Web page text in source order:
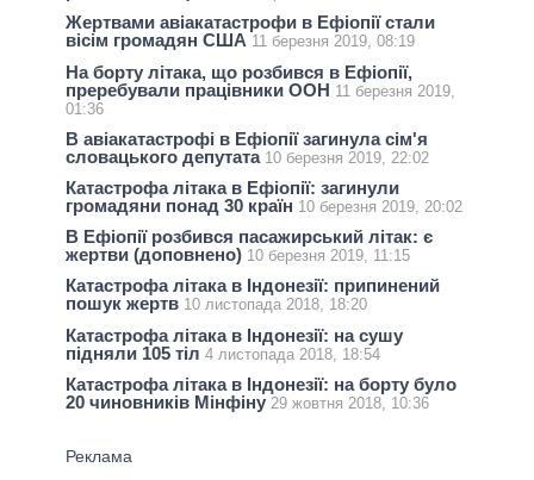
Жертвами авіакатастрофи в Ефіопії стали
вісім громадян США 11 березня 2019, 08:19
На борту літака, що розбився в Ефіопії,
преребували працівники ООН 11 березня 2019,
01:36
В авіакатастрофі в Ефіопії загинула сім'я
словацького депутата 10 березня 2019, 22:02
Катастрофа літака в Ефіопії: загинули
громадяни понад 30 країн 10 березня 2019, 20:02
В Ефіопії розбився пасажирський літак: є
жертви (доповнено) 10 березня 2019, 11:15
Катастрофа літака в Індонезії: припинений
пошук жертв 10 листопада 2018, 18:20
Катастрофа літака в Індонезії: на сушу
підняли 105 тіл 4 листопада 2018, 18:54
Катастрофа літака в Індонезії: на борту було
20 чиновників Мінфіну 29 жовтня 2018, 10:36